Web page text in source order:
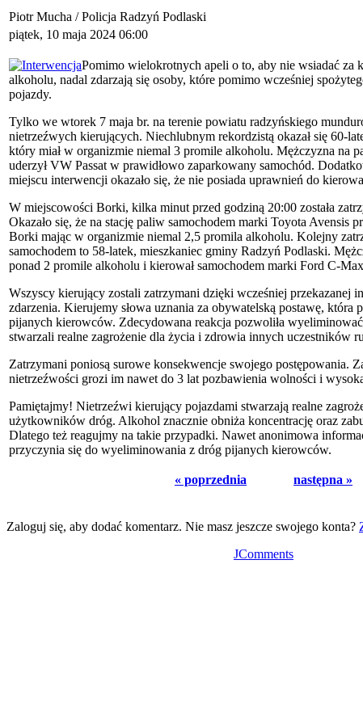
Piotr Mucha / Policja Radzyń Podlaski
piątek, 10 maja 2024 06:00
Pomimo wielokrotnych apeli o to, aby nie wsiadać za
alkoholu, nadal zdarzają się osoby, które pomimo wcześniej
pojazdy.
Tylko we wtorek 7 maja br. na terenie powiatu radzyńskiego
nietrzeźwych kierujących. Niechlubnym rekordzistą okazał się 60-
który miał w organizmie niemal 3 promile alkoholu. Mężczyzna na
uderzył VW Passat w prawidłowo zaparkowany samochód.
miejscu interwencji okazało się, że nie posiada uprawnień do
W miejscowości Borki, kilka minut przed godziną 20:00 została
Okazało się, że na stację paliw samochodem marki Toyota Avensis
Borki mając w organizmie niemal 2,5 promila alkoholu. Kolejny
samochodem to 58-latek, mieszkaniec gminy Radzyń Podlaski.
ponad 2 promile alkoholu i kierował samochodem marki Ford C-
Wszyscy kierujący zostali zatrzymani dzięki wcześniej przekazanej
zdarzenia. Kierujemy słowa uznania za obywatelską postawę, która
pijanych kierowców. Zdecydowana reakcja pozwoliła
stwarzali realne zagrożenie dla życia i zdrowia innych uczestników
Zatrzymani poniosą surowe konsekwencje swojego postępowania.
nietrzeźwości grozi im nawet do 3 lat pozbawienia wolności i
Pamiętajmy! Nietrzeźwi kierujący pojazdami stwarzają realne
użytkowników dróg. Alkohol znacznie obniża koncentrację oraz
Dlatego też reagujmy na takie przypadki. Nawet anonimowa
przyczynia się do wyeliminowania z dróg pijanych kierowców.
« poprzednia następna »
Zaloguj się, aby dodać komentarz. Nie masz jeszcze swojego konta?
JComments